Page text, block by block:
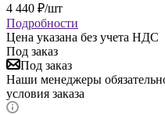
4 440 ₽/шт
Подробности
Цена указана без учета НДС
Под заказ
Под заказ
Наши менеджеры
условия заказа